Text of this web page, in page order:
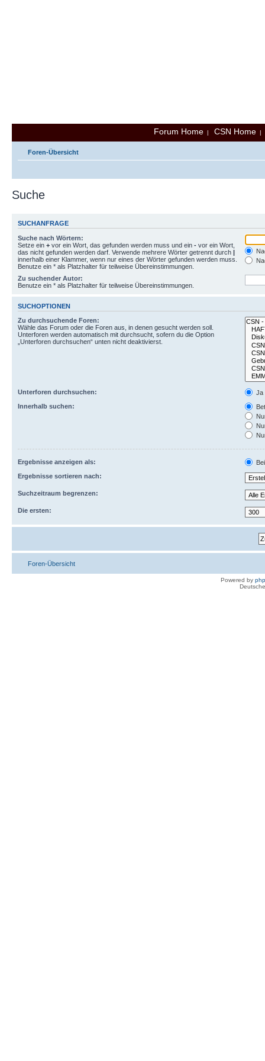
Forum Home | CSN Home
Foren-Übersicht
Suche
SUCHANFRAGE
Suche nach Wörtern:
Setze ein + vor ein Wort, das gefunden werden muss und ein - vor ein Wort,
das nicht gefunden werden darf. Verwende mehrere Wörter getrennt durch |
innerhalb einer Klammer, wenn nur eines der Wörter gefunden werden muss.
Benutze ein * als Platzhalter für teilweise Übereinstimmungen.
Zu suchender Autor:
Benutze ein * als Platzhalter für teilweise Übereinstimmungen.
SUCHOPTIONEN
Zu durchsuchende Foren:
Wähle das Forum oder die Foren aus, in denen gesucht werden soll.
Unterforen werden automatisch mit durchsucht, sofern du die Option
„Unterforen durchsuchen“ unten nicht deaktivierst.
Unterforen durchsuchen:
Ja
Innerhalb suchen:
Ergebnisse anzeigen als:
Ergebnisse sortieren nach:
Suchzeitraum begrenzen:
Die ersten:
Foren-Übersicht
Powered by